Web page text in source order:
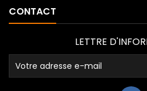
CONTACT
LETTRE